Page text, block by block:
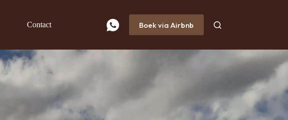
Contact Boek via Airbnb